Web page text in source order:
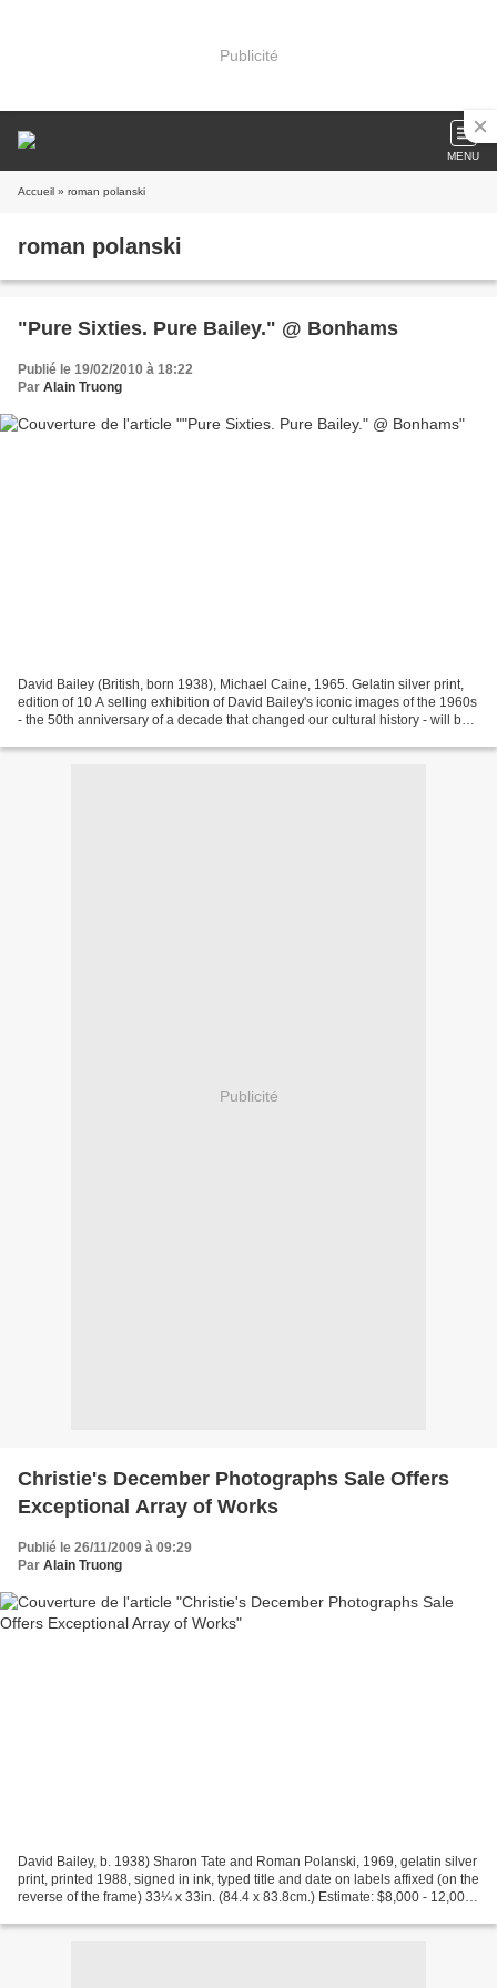
Publicité
MENU
Accueil » roman polanski
roman polanski
"Pure Sixties. Pure Bailey." @ Bonhams
Publié le 19/02/2010 à 18:22
Par Alain Truong
David Bailey (British, born 1938), Michael Caine, 1965. Gelatin silver print,
edition of 10 A selling exhibition of David Bailey's iconic images of the 1960s
- the 50th anniversary of a decade that changed our cultural history - will be
Publicité
Christie's December Photographs Sale Offers
Exceptional Array of Works
Publié le 26/11/2009 à 09:29
Par Alain Truong
David Bailey, b. 1938) Sharon Tate and Roman Polanski, 1969, gelatin silver
print, printed 1988, signed in ink, typed title and date on labels affixed (on the
reverse of the frame) 33¼ x 33in. (84.4 x 83.8cm.) Estimate: $8,000 - 12,000.